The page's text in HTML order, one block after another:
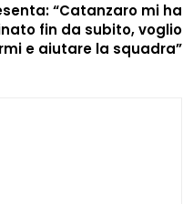
“Catanzaro mi ha
fin da subito, voglio
e aiutare la squadra”